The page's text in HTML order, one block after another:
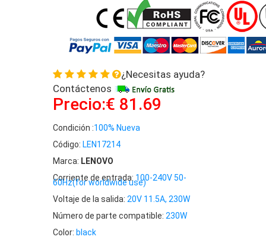
¿Necesitas ayuda?
Contáctenos
Precio:€ 81.69
Condición :100% Nueva
Código: LEN17214
Marca: LENOVO
Corriente de entrada: 100-240V 50-
60Hz(for worldwide use)
Voltaje de la salida: 20V 11.5A, 230W
Número de parte compatible: 230W
Color: black